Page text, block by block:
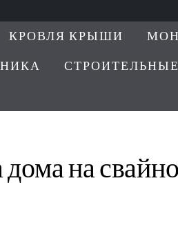
КРОВЛЯ КРЫШИ
на